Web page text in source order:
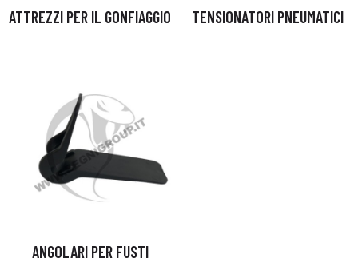
ATTREZZI PER IL GONFIAGGIO TENSIONATORI PNEUMATICI
ANGOLARI PER FUSTI